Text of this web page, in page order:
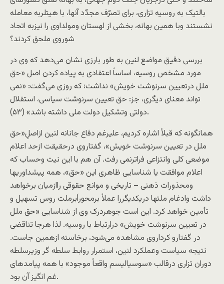
بالتيک به روسيه تزاری، برای تصرّف مجدّد آنها، با هيتلربه معامله
نشستند وبا همين بهانه، بخشی از لهستان ومولداوی را نيزبه اتحاد
شوروی ملحق کردند؟
بررسی دقيق مواضع لنين به طور بارزی نشان می‌دهد که وی در
مورد مشخص روسیه، اساساً اعتقادی به پیاده کردن اصل «حق
ملل درتعيين سرنوشت خويش» نداشت؛ که روزی می‌گفت: «نمی
تواند معنای ديگری، جز: حق تعيين سرنوشت سياسی، استقلال
دولتی وتشکيل دولت ملی داشته باشد» (۵۳).
همانگونه که قبلاً اشاره کرديم، عليرغم دفاع جانانه لنين ازاصلِ«حق
ملل در تعيين سرنوشت خويش»، گفتاروی درحقیقت ازحد اعلام
موضعی کلی وانتزاعی فراترنمی رفت. آن هم با اين نيت وحساب که
اعلام موافقت يا شناسايی ظاهری اين «حق»، همه پيشداوريها
ومحذورات ذهنی – تاريخی و موانع حقوقی راازميان برخواهد
داشت وادغام ملتها دريکديگررا عملاً برمحوراَبرملت روس تسهيل و
تأمين خواهد کرد. اين است جوهردرک وی از شناسايی «حق ملل
در تعيين سرنوشت خويش» درارتباط با روسیه. لذا هرجا تناقضی
در گفتارو کرداروی مشاهده می‌شود، برخاسته ازهمين جاست.
نتیجه سیاست وعملکرد لنین، استمرار روابط سلطه گر وزیرسلطه
دوران تزاری درقالب «سوسیالیسم واقعاً موجود» با همه پیامدهای
غم انگیز آن بود.